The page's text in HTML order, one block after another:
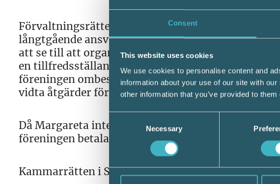
Consent
This website uses cookies
We use cookies to personalise content and
information about your use of our site with
other information that you’ve provided to
Selection
Necessary
Förvaltningsrätten påpekade att som
långtgående ansvar för förvaltningen av
att se till att organisationen beträffande
en tillfredsställande kontroll. Det har ankommit
föreningen ombesörja att ifrågavarande skatter
vidta åtgärder för en samlad avveckling av
Då Margareta inte gjort det fanns grund för att
föreningen betala de aktuella skatterna och
Kammarrätten i Stockholm gjorde ingen annan